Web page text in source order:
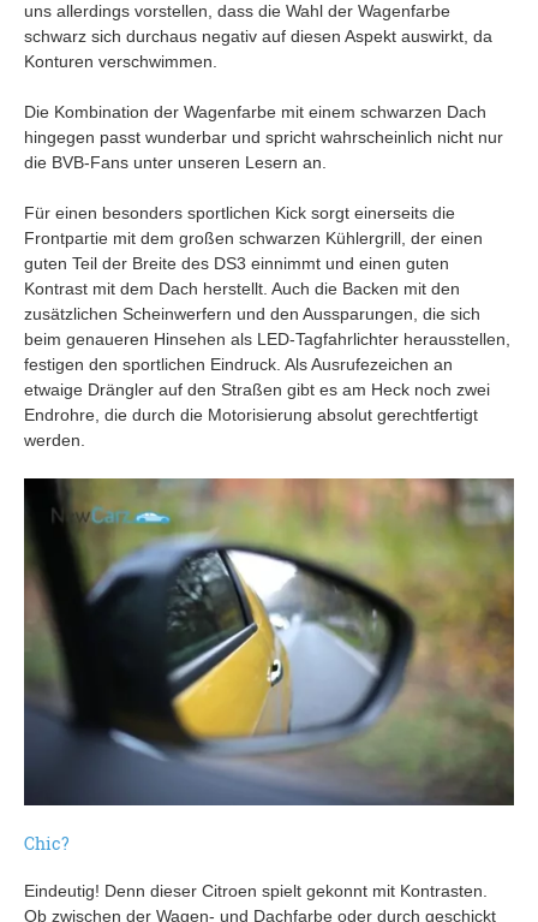
uns allerdings vorstellen, dass die Wahl der Wagenfarbe
schwarz sich durchaus negativ auf diesen Aspekt auswirkt, da
Konturen verschwimmen.
Die Kombination der Wagenfarbe mit einem schwarzen Dach
hingegen passt wunderbar und spricht wahrscheinlich nicht nur
die BVB-Fans unter unseren Lesern an.
Für einen besonders sportlichen Kick sorgt einerseits die
Frontpartie mit dem großen schwarzen Kühlergrill, der einen
guten Teil der Breite des DS3 einnimmt und einen guten
Kontrast mit dem Dach herstellt. Auch die Backen mit den
zusätzlichen Scheinwerfern und den Aussparungen, die sich
beim genaueren Hinsehen als LED-Tagfahrlichter herausstellen,
festigen den sportlichen Eindruck. Als Ausrufezeichen an
etwaige Drängler auf den Straßen gibt es am Heck noch zwei
Endrohre, die durch die Motorisierung absolut gerechtfertigt
werden.
Chic?
Eindeutig! Denn dieser Citroen spielt gekonnt mit Kontrasten.
Ob zwischen der Wagen- und Dachfarbe oder durch geschickt